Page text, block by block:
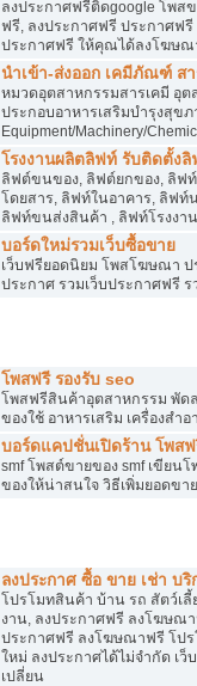
ลงประกาศฟรีติดgoogle โพส
ฟรี, ลงประกาศฟรี ประกาศฟ
ประกาศฟรี ให้คุณได้ลงโฆษณ
นำเข้า-ส่งออก เคมีภัณฑ์ สา
หมวดอุตสาหกรรมสารเคมี อุต
ประกอบอาหารเสริมบำรุงสุขภ
Equipment/Machinery/
โรงงานผลิตลิฟท์ รับติดตั้งลิ
ลิฟต์ขนของ, ลิฟต์ยกของ, ลิฟ
โดยสาร, ลิฟท์ในอาคาร, ลิฟท์
ลิฟท์ขนส่งสินค้า , ลิฟท์โรงงา
บอร์ดใหม่รวมเว็บซื้อขาย
เว็บฟรียอดนิยม โพสโฆษณา ป
ประกาศ รวมเว็บประกาศฟรี ร
โพสฟรี รองรับ seo
โพสฟรีสินค้าอุตสาหกรรม พัด
ของใช้ อาหารเสริม เครื่องสำ
บอร์ดแคปชั่นเปิดร้าน โพส
smf โพสต์ขายของ smf เขียน
ของให้น่าสนใจ วิธีเพิ่มยอดขา
ลงประกาศ ซื้อ ขาย เช่า บริ
โปรโมทสินค้า บ้าน รถ สัตว์เลี้ย
งาน, ลงประกาศฟรี ลงโฆษณ
ประกาศฟรี ลงโฆษณาฟรี โปร
ใหม่ ลงประกาศได้ไม่จำกัด เ
เปลี่ยน